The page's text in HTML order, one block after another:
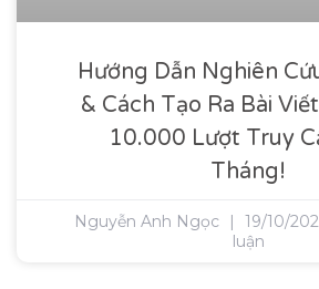
Hướng Dẫn Nghiên
& Cách Tạo Ra Bài
10.000 Lượt Truy
Tháng!
Nguyễn Anh Ngọc 19/10/
luận